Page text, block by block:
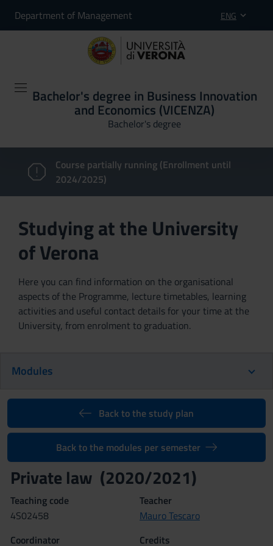
Department of Management ENG
Bachelor's degree in Business Innovation
and Economics (VICENZA)
Bachelor's degree
Course partially running (Enrollment until
2024/2025)
Studying at the University
of Verona
Here you can find information on the organisational
aspects of the Programme, lecture timetables, learning
activities and useful contact details for your time at the
University, from enrolment to graduation.
Modules
Back to the study plan
Back to the modules per semester
Private law (2020/2021)
Teaching code
4S02458
Teacher
Mauro Tescaro
Coordinator
Credits